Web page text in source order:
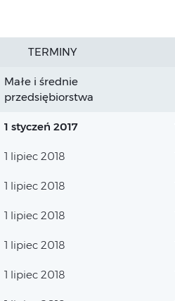
TERMINY
Małe i średnie
przedsiębiorstwa
1 styczeń 2017
1 lipiec 2018
1 lipiec 2018
1 lipiec 2018
1 lipiec 2018
1 lipiec 2018